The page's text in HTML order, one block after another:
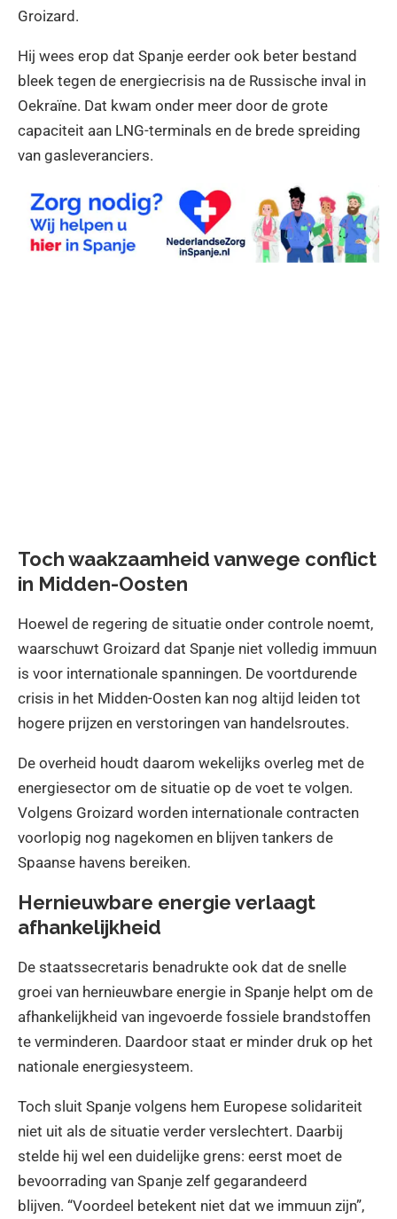
Groizard.
Hij wees erop dat Spanje eerder ook beter bestand
bleek tegen de energiecrisis na de Russische inval in
Oekraïne. Dat kwam onder meer door de grote
capaciteit aan LNG-terminals en de brede spreiding
van gasleveranciers.
Toch waakzaamheid vanwege conflict
in Midden-Oosten
Hoewel de regering de situatie onder controle noemt,
waarschuwt Groizard dat Spanje niet volledig immuun
is voor internationale spanningen. De voortdurende
crisis in het Midden-Oosten kan nog altijd leiden tot
hogere prijzen en verstoringen van handelsroutes.
De overheid houdt daarom wekelijks overleg met de
energiesector om de situatie op de voet te volgen.
Volgens Groizard worden internationale contracten
voorlopig nog nagekomen en blijven tankers de
Spaanse havens bereiken.
Hernieuwbare energie verlaagt
afhankelijkheid
De staatssecretaris benadrukte ook dat de snelle
groei van hernieuwbare energie in Spanje helpt om de
afhankelijkheid van ingevoerde fossiele brandstoffen
te verminderen. Daardoor staat er minder druk op het
nationale energiesysteem.
Toch sluit Spanje volgens hem Europese solidariteit
niet uit als de situatie verder verslechtert. Daarbij
stelde hij wel een duidelijke grens: eerst moet de
bevoorrading van Spanje zelf gegarandeerd
blijven. “Voordeel betekent niet dat we immuun zijn”,